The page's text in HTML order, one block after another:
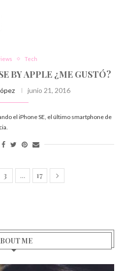
Tech
BY APPLE ¿ME GUSTÓ?
junio 21, 2016
el iPhone SE, el último smartphone de
3 … 17
ME